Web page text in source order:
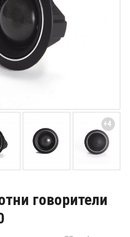
говорители
+4